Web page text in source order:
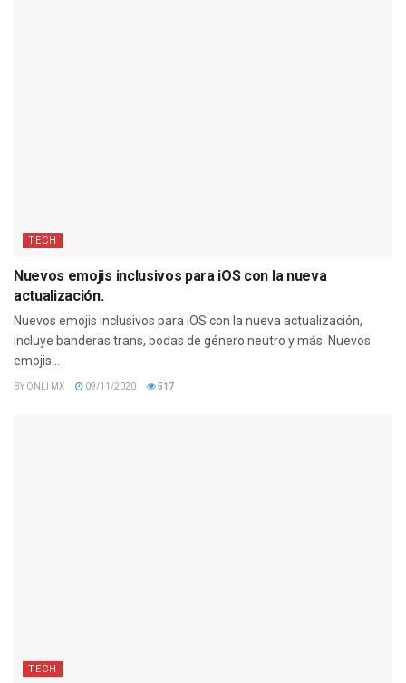
TECH
Nuevos emojis inclusivos para iOS con la nueva
actualización.
Nuevos emojis inclusivos para iOS con la nueva actualización,
incluye banderas trans, bodas de género neutro y más. Nuevos
emojis...
BY ONLI MX 09/11/2020 517
TECH